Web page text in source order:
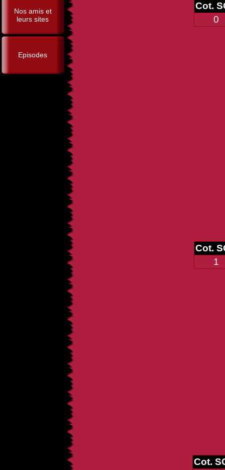
Nos amis et
leurs sites
Episodes
Cot.
0
Cot.
1
Cot.